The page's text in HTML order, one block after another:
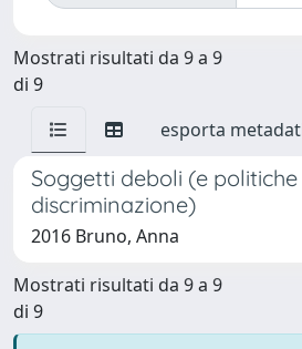
Mostrati risultati da 9 a 9
di 9
esporta
Soggetti deboli (e
discriminazione)
2016 Bruno, Anna
Mostrati risultati da 9 a 9
di 9